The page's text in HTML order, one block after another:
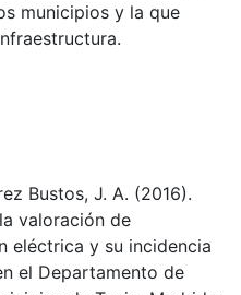
municipios y la que
Bustos, J. A. (2016).
valoración de
eléctrica y su incidencia
el Departamento de